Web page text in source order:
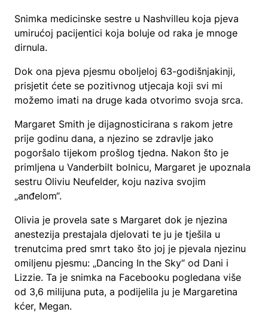
Snimka medicinske sestre u Nashvilleu koja pjeva
umirućoj pacijentici koja boluje od raka je mnoge
dirnula.
Dok ona pjeva pjesmu oboljeloj 63-godišnjakinji,
prisjetit ćete se pozitivnog utjecaja koji svi mi
možemo imati na druge kada otvorimo svoja srca.
Margaret Smith je dijagnosticirana s rakom jetre
prije godinu dana, a njezino se zdravlje jako
pogoršalo tijekom prošlog tjedna. Nakon što je
primljena u Vanderbilt bolnicu, Margaret je upoznala
sestru Oliviu Neufelder, koju naziva svojim
„anđelom“.
Olivia je provela sate s Margaret dok je njezina
anestezija prestajala djelovati te ju je tješila u
trenutcima pred smrt tako što joj je pjevala njezinu
omiljenu pjesmu: „Dancing In the Sky“ od Dani i
Lizzie. Ta je snimka na Facebooku pogledana više
od 3,6 milijuna puta, a podijelila ju je Margaretina
kćer, Megan.